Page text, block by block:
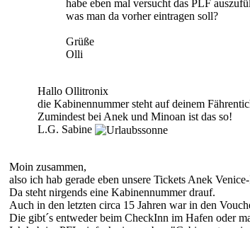
habe eben mal versucht das PLF
was man da vorher eintragen soll?
Grüße
Olli
Hallo Ollitronix
die Kabinennummer steht auf deinem
Zumindest bei Anek und Minoan ist das so!
L.G. Sabine
Moin zusammen,
also ich hab gerade eben unsere Tickets Anek
Da steht nirgends eine Kabinennummer drauf.
Auch in den letzten circa 15 Jahren war in den
Die gibt´s entweder beim CheckInn im Hafen oder